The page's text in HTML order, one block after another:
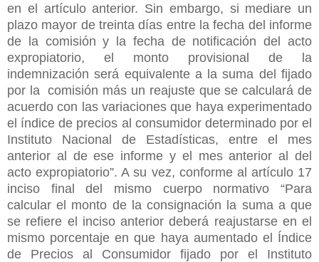
en el artículo anterior. Sin embargo, si mediare un
plazo mayor de treinta días entre la fecha del informe
de la comisión y la fecha de notificación del acto
expropiatorio, el monto provisional de la
indemnización será equivalente a la suma del fijado
por la comisión más un reajuste que se calculará de
acuerdo con las variaciones que haya experimentado
el índice de precios al consumidor determinado por el
Instituto Nacional de Estadísticas, entre el mes
anterior al de ese informe y el mes anterior al del
acto expropiatorio”. A su vez, conforme al artículo 17
inciso final del mismo cuerpo normativo “Para
calcular el monto de la consignación la suma a que
se refiere el inciso anterior deberá reajustarse en el
mismo porcentaje en que haya aumentado el Índice
de Precios al Consumidor fijado por el Instituto